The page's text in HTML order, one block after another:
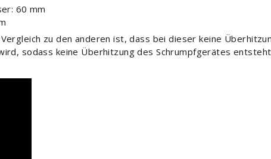
60 mm
zu den anderen ist, dass bei dieser keine
sodass keine Überhitzung des Schrumpfgerätes